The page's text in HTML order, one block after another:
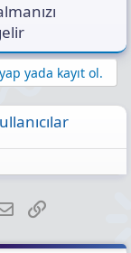
yada kayıt ol.
E-posta